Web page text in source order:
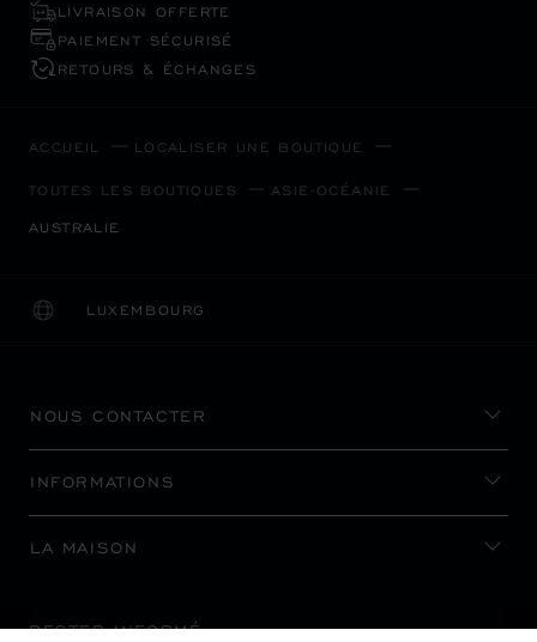
LIVRAISON OFFERTE
PAIEMENT SÉCURISÉ
RETOURS & ÉCHANGES
ACCUEIL LOCALISER UNE BOUTIQUE
TOUTES LES BOUTIQUES ASIE-OCÉANIE
AUSTRALIE
LUXEMBOURG
LOCALISATION (CHANGER DE PAYS)
CHANGER DE PAYS
NOUS CONTACTER
INFORMATIONS
LA MAISON
RESTER INFORMÉ